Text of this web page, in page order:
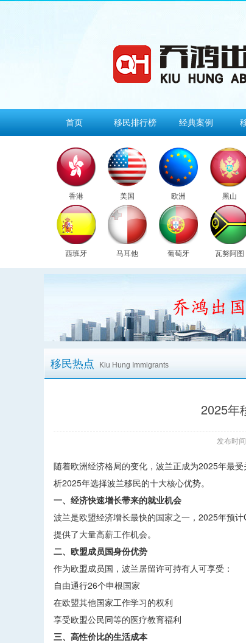
首页 移民排行榜 经典案例
香港 美国 欧洲 黑山
西班牙 马耳他 葡萄牙 瓦努阿图
移民热点 Kiu Hung Immigrants
2025年
发布时
随着欧洲经济格局的变化，波兰正成为2025年最
析2025年选择波兰移民的十大核心优势。
一、经济快速增长带来的就业机会
波兰是欧盟经济增长最快的国家之一，2025年预
提供了大量高薪工作机会。
二、欧盟成员国身份优势
作为欧盟成员国，波兰居留许可持有人可享受：
自由通行26个申根国家
在欧盟其他国家工作学习的权利
享受欧盟公民同等的医疗教育福利
三、高性价比的生活成本